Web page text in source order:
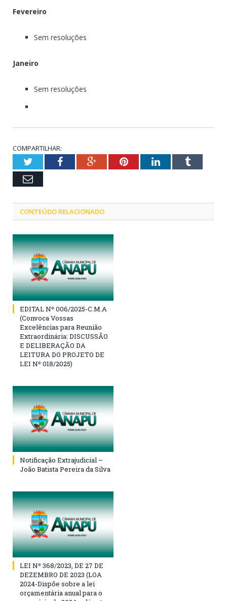
Fevereiro
Sem resoluções
Janeiro
Sem resoluções
COMPARTILHAR:
TwitterFacebookGoogle+PinterestLinkedInTumblr
Email
CONTEÚDO RELACIONADO
EDITAL Nº 006/2025-C.M.A
(Convoca Vossas
Excelências para Reunião
Extraordinária: DISCUSSÃO
E DELIBERAÇÃO DA
LEITURA DO PROJETO DE
LEI Nº 018/2025)
Notificação Extrajudicial –
João Batista Pereira da Silva
LEI Nº 368/2023, DE 27 DE
DEZEMBRO DE 2023 (LOA
2024-Dispõe sobre a lei
orçamentária anual para o